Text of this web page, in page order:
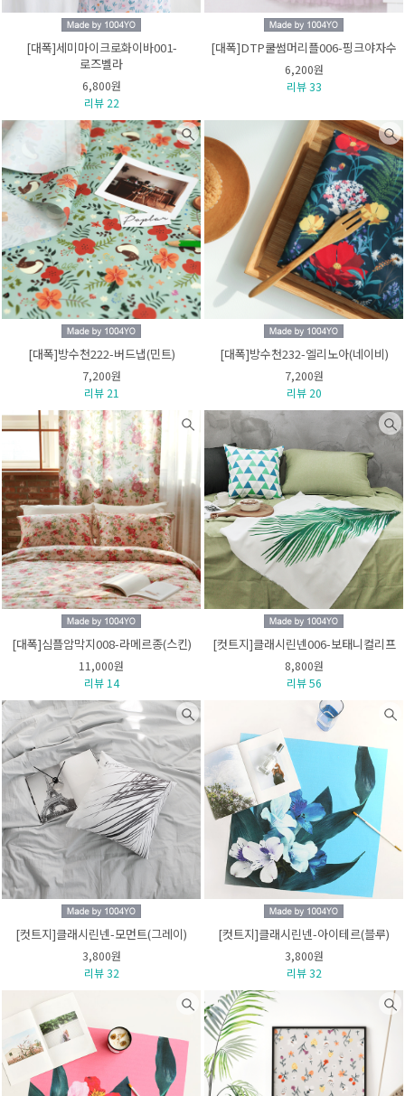
[대폭]세미마이크로화이바001-
로즈벨라
6,800원
리뷰 22
[대폭]DTP쿨썸머리플006-핑크야자수
6,200원
리뷰 33
[대폭]방수천222-버드냅(민트)
7,200원
리뷰 21
[대폭]방수천232-엘리노아(네이비)
7,200원
리뷰 20
[대폭]심플암막지008-라메르종(스킨)
11,000원
리뷰 14
[컷트지]클래시린넨006-보태니컬리프
8,800원
리뷰 56
[컷트지]클래시린넨-모먼트(그레이)
3,800원
리뷰 32
[컷트지]클래시린넨-아이테르(블루)
3,800원
리뷰 32